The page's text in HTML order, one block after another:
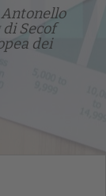
Secof
dei